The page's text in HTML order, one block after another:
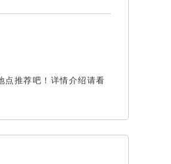
点推荐吧！详情介绍请看